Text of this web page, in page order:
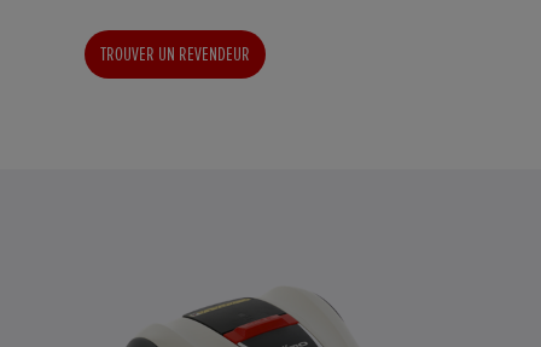
TROUVER UN REVENDEUR